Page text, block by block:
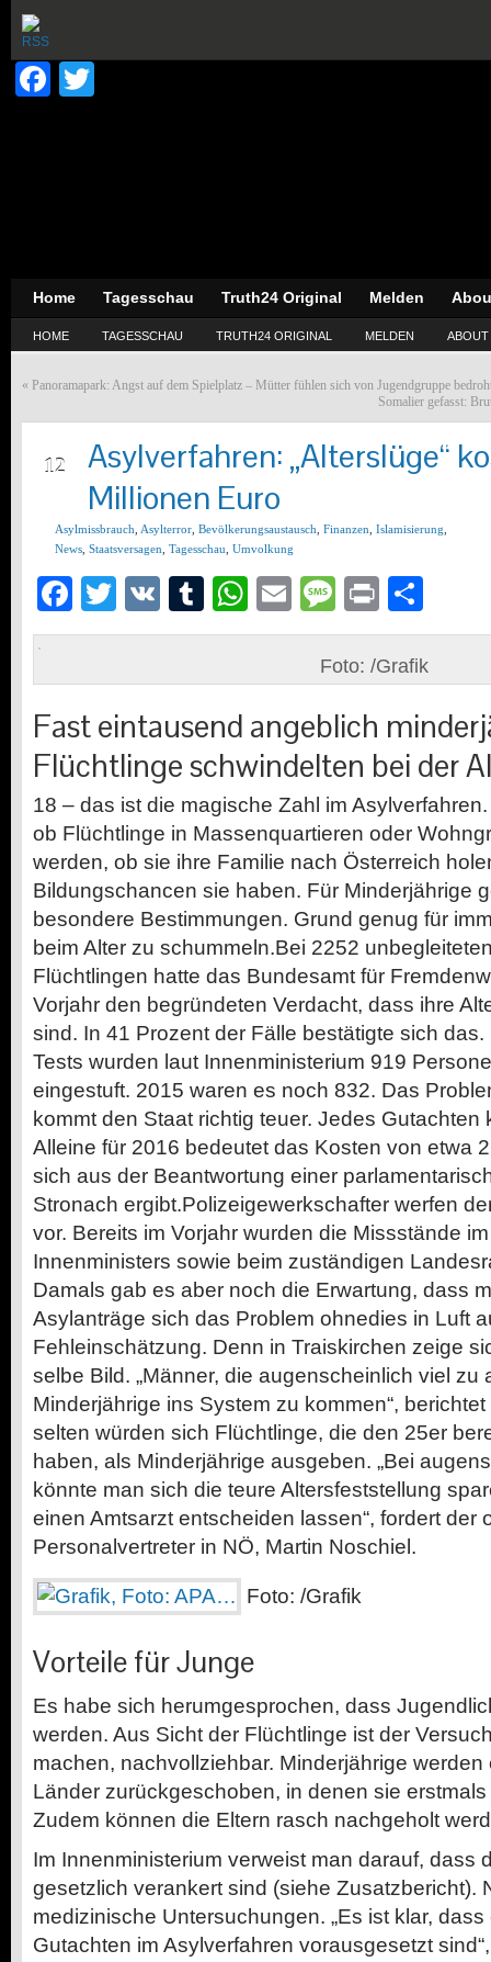
Facebook
Home Tagesschau Truth24 Original Melden
HOME TAGESSCHAU TRUTH24 ORIGINAL MELDEN ABOUT
« Panoramapark: Angst auf dem Spielplatz – Mütter fühlen sich von Jugendgruppe
Somalier gefasst:
12
Asylverfahren: „Alterslüge“
Millionen Euro
Asylmissbrauch Asylterror Bevölkerungsaustausch Finanzen Islamisierung
News Staatsversagen Tagesschau Umvolkung
Facebook
Twitter
VK Tumblr
WhatsApp
EmailMessage
Print
Foto: /Grafik
Fast eintausend angeblich
Flüchtlinge schwindelten bei der
18 – das ist die magische Zahl im
ob Flüchtlinge in Massenquartieren oder
werden, ob sie ihre Familie nach Österreich
Bildungschancen sie haben. Für Minderjährige
besondere Bestimmungen. Grund genug für
beim Alter zu schummeln.Bei 2252
Flüchtlingen hatte das Bundesamt für
Vorjahr den begründeten Verdacht, dass ihre
sind. In 41 Prozent der Fälle bestätigte sich
Tests wurden laut Innenministerium 919
eingestuft. 2015 waren es noch 832. Das
kommt den Staat richtig teuer. Jedes Gutachten
Alleine für 2016 bedeutet das Kosten von etwa
sich aus der Beantwortung einer
Stronach ergibt.Polizeigewerkschafter werfen
vor. Bereits im Vorjahr wurden die Missstände
Innenministers sowie beim zuständigen
Damals gab es aber noch die Erwartung, dass
Asylanträge sich das Problem ohnedies in Luft
Fehleinschätzung. Denn in Traiskirchen zeige
selbe Bild. „Männer, die augenscheinlich viel zu
Minderjährige ins System zu kommen“,
selten würden sich Flüchtlinge, die den 25er
haben, als Minderjährige ausgeben. „Bei
könnte man sich die teure Altersfeststellung
einen Amtsarzt entscheiden lassen“, fordert der
Personalvertreter in NÖ, Martin Noschiel.
Foto: /Grafik
Vorteile für Junge
Es habe sich herumgesprochen, dass
werden. Aus Sicht der Flüchtlinge ist der
machen, nachvollziehbar. Minderjährige werden
Länder zurückgeschoben, in denen sie
Zudem können die Eltern rasch nachgeholt
Im Innenministerium verweist man darauf, dass
gesetzlich verankert sind (siehe Zusatzbericht).
medizinische Untersuchungen. „Es ist klar,
Gutachten im Asylverfahren vorausgesetzt